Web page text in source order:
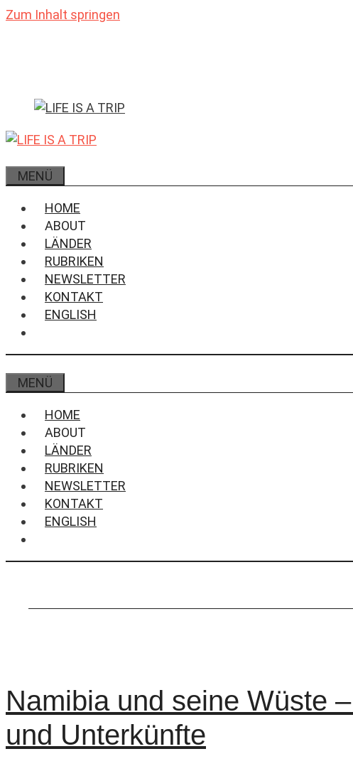
Zum Inhalt springen
MENÜ
HOME
ABOUT
LÄNDER
RUBRIKEN
NEWSLETTER
KONTAKT
ENGLISH
MENÜ
HOME
ABOUT
LÄNDER
RUBRIKEN
NEWSLETTER
KONTAKT
ENGLISH
Namibia und seine Wüste
und Unterkünfte